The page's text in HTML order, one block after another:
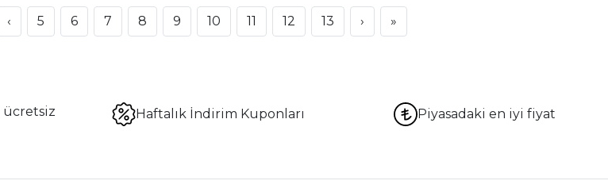
‹ 5 6 7 8 9 10 11 12 13 › »
ücretsiz
Haftalık İndirim Kuponları Piyasadaki en iyi fiyat